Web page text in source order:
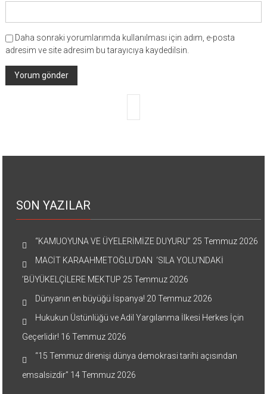
Daha sonraki yorumlarımda kullanılması için adım, e-posta
adresim ve site adresim bu tarayıcıya kaydedilsin.
SON YAZILAR
“KAMUOYUNA VE ÜYELERİMİZE DUYURU” 25 Temmuz 2026
MACİT KARAAHMETOĞLU’DAN ‘SILA YOLU’NDAKİ
’BÜYÜKELÇİLERE MEKTUP 25 Temmuz 2026
Dünyanın en büyüğü İspanya! 20 Temmuz 2026
Hukukun Üstünlüğü ve Adil Yargılanma İlkesi Herkes İçin
Geçerlidir! 16 Temmuz 2026
“15 Temmuz direnişi dünya demokrasi tarihi açısından
emsalsizdir” 14 Temmuz 2026